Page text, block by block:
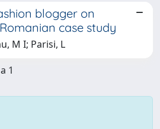
blogger on
case study
M I; Parisi, L
1